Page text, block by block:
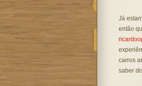
Já
então
carros
saber